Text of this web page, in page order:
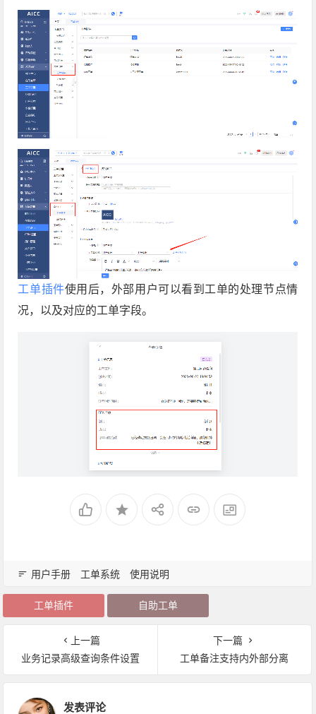
工单插件使用后，外部用户可以看到工单的处理节点情
况，以及对应的工单字段。
用户手册 工单系统 使用说明
工单插件 自助工单
上一篇
业务记录高级查询条件设置
下一篇
工单备注支持内外部分离
发表评论